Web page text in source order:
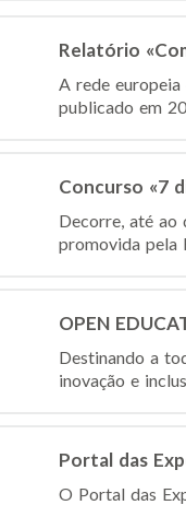
Relatório
A rede
publicado em
Concurso «7
Decorre, até ao
promovida pela
OPEN
Destinando a
inovação e
Portal das
O Portal das